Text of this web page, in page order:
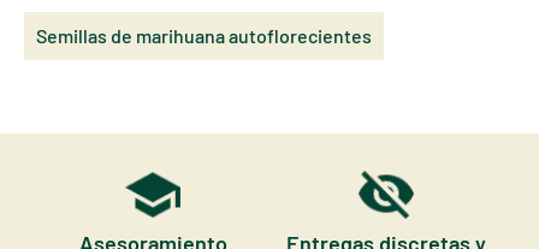
Semillas de marihuana autoflorecientes
Asesoramiento
Entregas discretas y